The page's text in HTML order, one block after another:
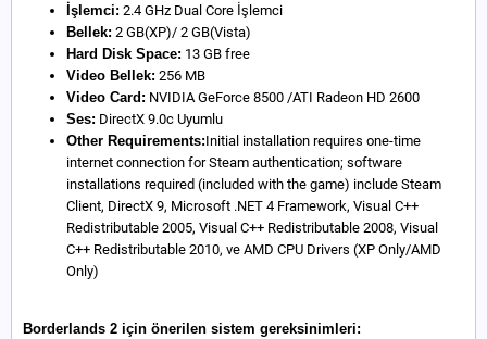
İşlemci: 2.4 GHz Dual Core İşlemci
Bellek: 2 GB(XP)/ 2 GB(Vista)
Hard Disk Space: 13 GB free
Video Bellek: 256 MB
Video Card: NVIDIA GeForce 8500 /ATI Radeon HD 2600
Ses: DirectX 9.0c Uyumlu
Other Requirements:Initial installation requires one-time
internet connection for Steam authentication; software
installations required (included with the game) include Steam
Client, DirectX 9, Microsoft .NET 4 Framework, Visual C++
Redistributable 2005, Visual C++ Redistributable 2008, Visual
C++ Redistributable 2010, ve AMD CPU Drivers (XP Only/AMD
Only)
Borderlands 2 için önerilen sistem gereksinimleri: